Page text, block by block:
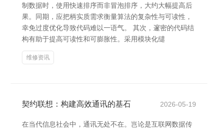
制数据时，使用快速排序而非冒泡排序，大约大幅提高后
果。同期，应把柄实质需求衡量算法的复杂性与可读性，
幸免过度优化导致代码难以一语气。 其次，邃密的代码结
构有助于提高可读性和可膨胀性。采用模块化缱
维修资讯
契约联想：构建高效通讯的基石 2026-05-19
在当代信息社会中，通讯无处不在。岂论是互联网数据传